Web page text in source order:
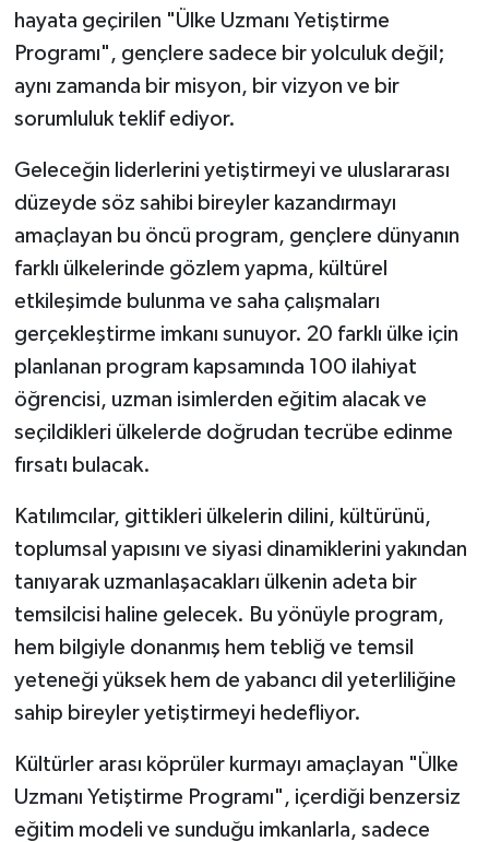
hayata geçirilen "Ülke Uzmanı Yetiştirme
Programı", gençlere sadece bir yolculuk değil;
aynı zamanda bir misyon, bir vizyon ve bir
sorumluluk teklif ediyor.
Geleceğin liderlerini yetiştirmeyi ve uluslararası
düzeyde söz sahibi bireyler kazandırmayı
amaçlayan bu öncü program, gençlere dünyanın
farklı ülkelerinde gözlem yapma, kültürel
etkileşimde bulunma ve saha çalışmaları
gerçekleştirme imkanı sunuyor. 20 farklı ülke için
planlanan program kapsamında 100 ilahiyat
öğrencisi, uzman isimlerden eğitim alacak ve
seçildikleri ülkelerde doğrudan tecrübe edinme
fırsatı bulacak.
Katılımcılar, gittikleri ülkelerin dilini, kültürünü,
toplumsal yapısını ve siyasi dinamiklerini yakından
tanıyarak uzmanlaşacakları ülkenin adeta bir
temsilcisi haline gelecek. Bu yönüyle program,
hem bilgiyle donanmış hem tebliğ ve temsil
yeteneği yüksek hem de yabancı dil yeterliliğine
sahip bireyler yetiştirmeyi hedefliyor.
Kültürler arası köprüler kurmayı amaçlayan "Ülke
Uzmanı Yetiştirme Programı", içerdiği benzersiz
eğitim modeli ve sunduğu imkanlarla, sadece
Bilecik Müftülüğü
Bingöl Müftülüğü
Bolu Müftülüğü
Burdur Müftülüğü
Bursa Müftülüğü
Çanakkale Müftülüğü
Çorum Müftülüğü
Denizli Müftülüğü
Diyarbakır Müftülüğü
Düzce Müftülüğü
Edirne Müftülüğü
Erzincan Müftülüğü
Kültür-Sanat
Aile
Makaleler
Ekonomi
Duyurular
Podcast
Biyografiler
Diyanet TV
İhtida Haberleri
YAŞAM